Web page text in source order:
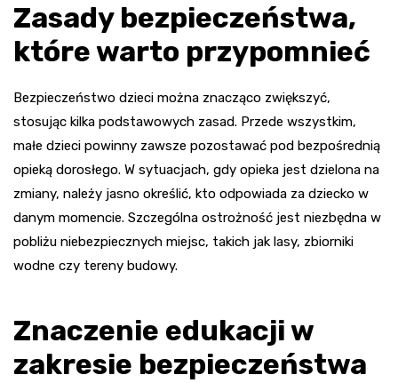
Zasady bezpieczeństwa,
które warto przypomnieć
Bezpieczeństwo dzieci można znacząco zwiększyć,
stosując kilka podstawowych zasad. Przede wszystkim,
małe dzieci powinny zawsze pozostawać pod bezpośrednią
opieką dorosłego. W sytuacjach, gdy opieka jest dzielona na
zmiany, należy jasno określić, kto odpowiada za dziecko w
danym momencie. Szczególna ostrożność jest niezbędna w
pobliżu niebezpiecznych miejsc, takich jak lasy, zbiorniki
wodne czy tereny budowy.
Znaczenie edukacji w
zakresie bezpieczeństwa